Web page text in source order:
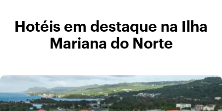
Hotéis em destaque na Ilha
Mariana do Norte